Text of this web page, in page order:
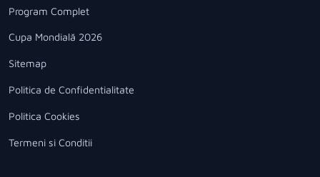
Program Complet
Cupa Mondială 2026
Sitemap
Politica de Confidentialitate
Politica Cookies
Termeni si Conditii